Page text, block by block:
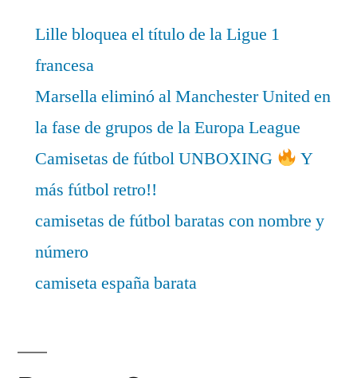
Lille bloquea el título de la Ligue 1
francesa
Marsella eliminó al Manchester United en
la fase de grupos de la Europa League
Camisetas de fútbol UNBOXING
Y
más fútbol retro!!
camisetas de fútbol baratas con nombre y
número
camiseta españa barata